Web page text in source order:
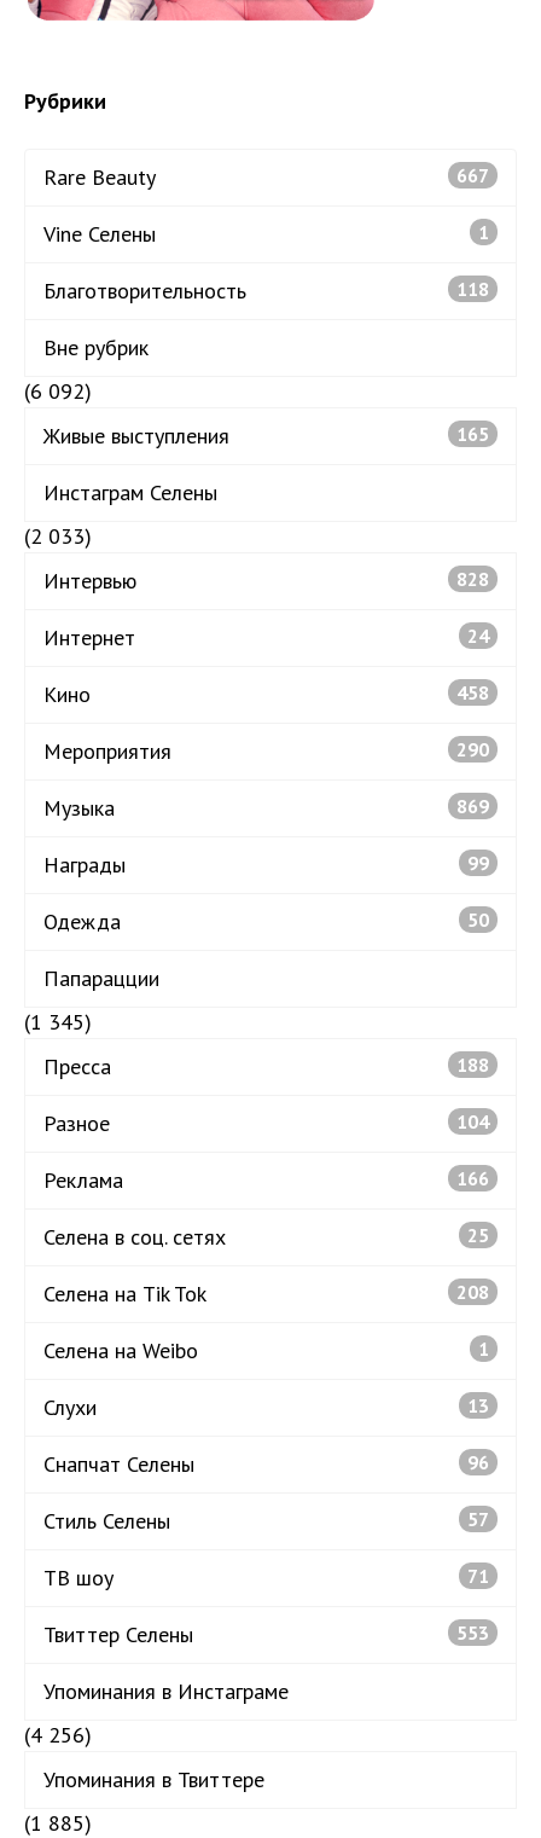
Рубрики
Rare Beauty 667
Vine Селены 1
Благотворительность 118
Вне рубрик
(6 092)
Живые выступления
165
Инстаграм Селены
(2 033)
Интервью
828
Интернет 24
Кино 458
Мероприятия 290
Музыка 869
Награды 99
Одежда 50
Папарацции
(1 345)
Пресса
188
Разное 104
Реклама 166
Селена в соц. сетях 25
Селена на Tik Tok 208
Селена на Weibo 1
Слухи 13
Снапчат Селены 96
Стиль Селены 57
ТВ шоу 71
Твиттер Селены 553
Упоминания в Инстаграме
(4 256)
Упоминания в Твиттере
(1 885)